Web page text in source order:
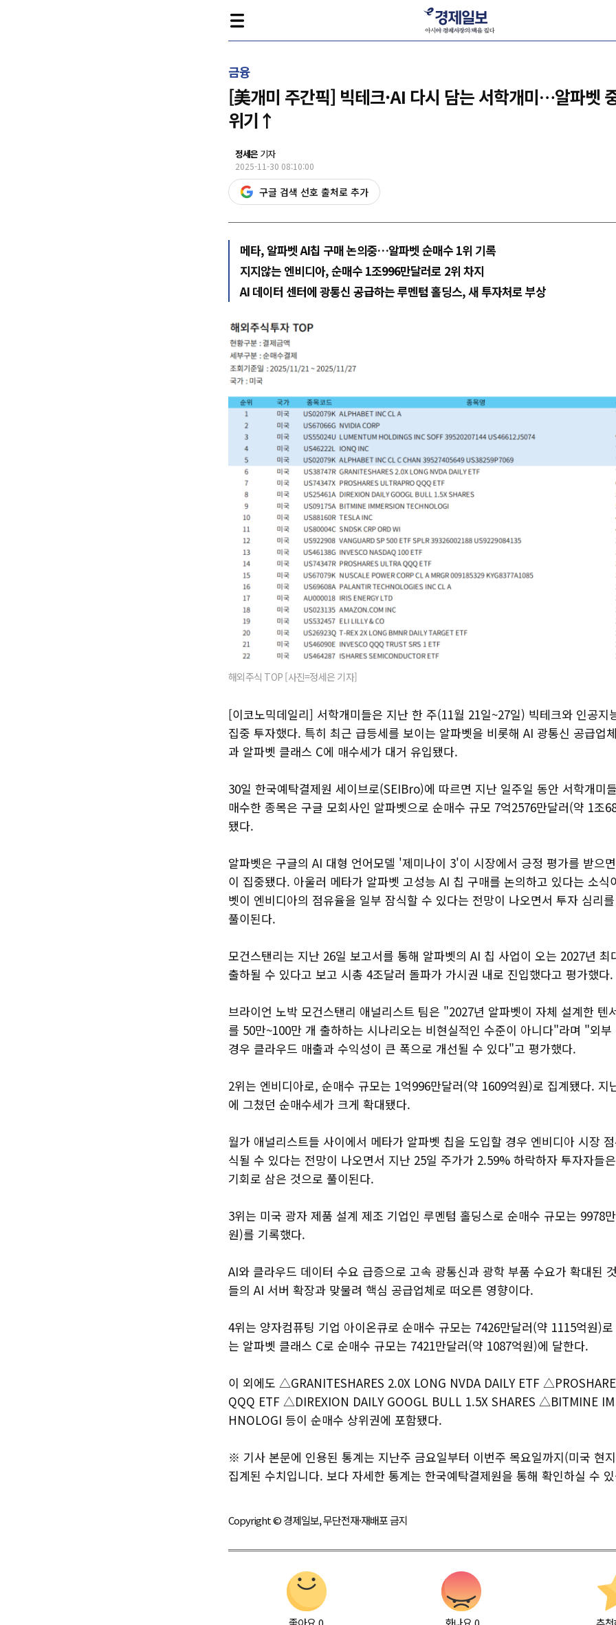
금융
[美개미 주간픽] 빅테크·AI 다시 담는 서학개미…알파벳
위기↑
정세은 기자
2025-11-30 08:10:00
구글 검색 선호 출처로 추가
메타, 알파벳 AI칩 구매 논의중…알파벳 순매수 1위 기록
지지않는 엔비디아, 순매수 1조996만달러로 2위 차지
AI 데이터 센터에 광통신 공급하는 루멘텀 홀딩스, 새 투자처로 부상
해외주식 TOP [사진=정세은 기자]
[이코노믹데일리] 서학개미들은 지난 한 주(11월 21일~27일) 빅테크와 인공지
집중 투자했다. 특히 최근 급등세를 보이는 알파벳을 비롯해 AI 광통신 공급업
과 알파벳 클래스 C에 매수세가 대거 유입됐다.
30일 한국예탁결제원 세이브로(SEIBro)에 따르면 지난 일주일 동안 서학개미
매수한 종목은 구글 모회사인 알파벳으로 순매수 규모 7억2576만달러(약 1조
됐다.
알파벳은 구글의 AI 대형 언어모델 '제미나이 3'이 시장에서 긍정 평가를 받으
이 집중됐다. 아울러 메타가 알파벳 고성능 AI 칩 구매를 논의하고 있다는 소식
벳이 엔비디아의 점유율을 일부 잠식할 수 있다는 전망이 나오면서 투자 심리
풀이된다.
모건스탠리는 지난 26일 보고서를 통해 알파벳의 AI 칩 사업이 오는 2027년 최
출하될 수 있다고 보고 시총 4조달러 돌파가 가시권 내로 진입했다고 평가했다.
브라이언 노박 모건스탠리 애널리스트 팀은 "2027년 알파벳이 자체 설계한 텐
를 50만~100만 개 출하하는 시나리오는 비현실적인 수준이 아니다"라며 "외
경우 클라우드 매출과 수익성이 큰 폭으로 개선될 수 있다"고 평가했다.
2위는 엔비디아로, 순매수 규모는 1억996만달러(약 1609억원)로 집계됐다. 지
에 그쳤던 순매수세가 크게 확대됐다.
월가 애널리스트들 사이에서 메타가 알파벳 칩을 도입할 경우 엔비디아 시장
식될 수 있다는 전망이 나오면서 지난 25일 주가가 2.59% 하락하자 투자자들
기회로 삼은 것으로 풀이된다.
3위는 미국 광자 제품 설계 제조 기업인 루멘텀 홀딩스로 순매수 규모는 9978
원)를 기록했다.
AI와 클라우드 데이터 수요 급증으로 고속 광통신과 광학 부품 수요가 확대된
들의 AI 서버 확장과 맞물려 핵심 공급업체로 떠오른 영향이다.
4위는 양자컴퓨팅 기업 아이온큐로 순매수 규모는 7426만달러(약 1115억원)
는 알파벳 클래스 C로 순매수 규모는 7421만달러(약 1087억원)에 달한다.
이 외에도 △GRANITESHARES 2.0X LONG NVDA DAILY ETF
QQQ ETF △DIREXION DAILY GOOGL BULL 1.5X SHARES △BITMINE
HNOLOGI 등이 순매수 상위권에 포함됐다.
※ 기사 본문에 인용된 통계는 지난주 금요일부터 이번주 목요일까지(미국 현
집계된 수치입니다. 보다 자세한 통계는 한국예탁결제원을 통해 확인하실 수
Copyright © 경제일보, 무단전재·재배포 금지